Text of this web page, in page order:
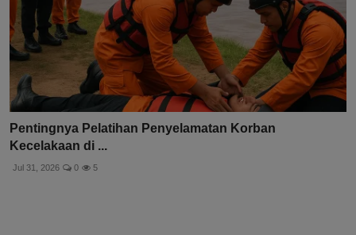
Pentingnya Pelatihan Penyelamatan Korban
Kecelakaan di ...
Jul 31, 2026 0 5